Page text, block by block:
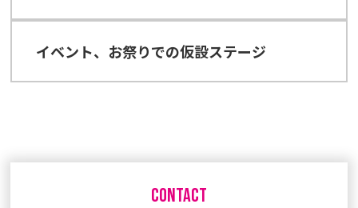
イベント、お祭りでの仮設ステージ
CONTACT